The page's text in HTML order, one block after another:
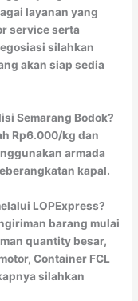
layanan yang
service serta
silahkan
akan siap sedia
Semarang Bodok?
Rp6.000/kg dan
armada
kapal.
LOPExpress?
barang mulai
quantity besar,
Container FCL
silahkan